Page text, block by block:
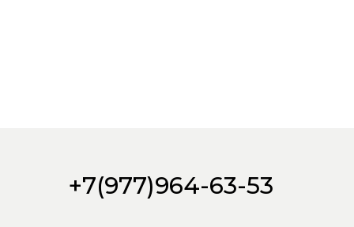
+7(977)964-63-53